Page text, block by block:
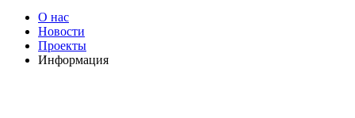
О нас
Новости
Проекты
Информация